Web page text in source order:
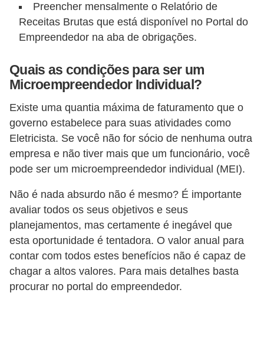
Preencher mensalmente o Relatório de
Receitas Brutas que está disponível no Portal do
Empreendedor na aba de obrigações.
Quais as condições para ser um
Microempreendedor Individual?
Existe uma quantia máxima de faturamento que o
governo estabelece para suas atividades como
Eletricista. Se você não for sócio de nenhuma outra
empresa e não tiver mais que um funcionário, você
pode ser um microempreendedor individual (MEI).
Não é nada absurdo não é mesmo? É importante
avaliar todos os seus objetivos e seus
planejamentos, mas certamente é inegável que
esta oportunidade é tentadora. O valor anual para
contar com todos estes benefícios não é capaz de
chagar a altos valores. Para mais detalhes basta
procurar no portal do empreendedor.
e
I
s
a
l
a
ç
o
e
l
é
t
r